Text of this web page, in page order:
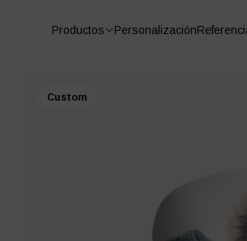
Productos Personalización
Custom